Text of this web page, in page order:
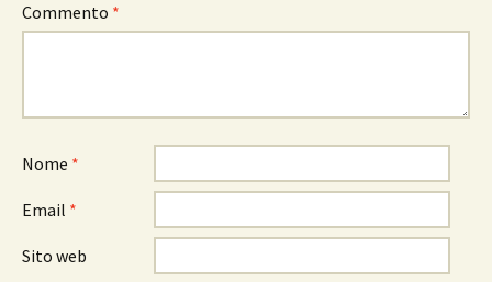
Commento *
Nome *
Email *
Sito web